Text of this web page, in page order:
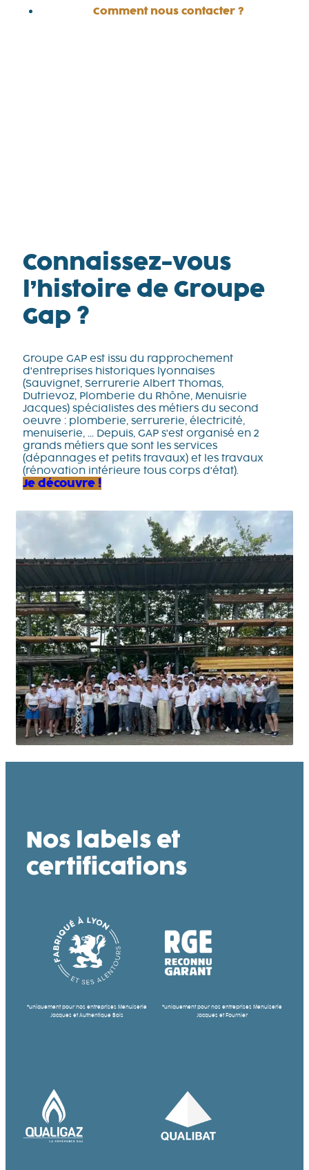
Comment nous contacter ?
Connaissez-vous
l’histoire de Groupe
Gap ?
Groupe GAP est issu du rapprochement
d'entreprises historiques lyonnaises
(Sauvignet, Serrurerie Albert Thomas,
Dutrievoz, Plomberie du Rhône, Menuisrie
Jacques) spécialistes des métiers du second
oeuvre : plomberie, serrurerie, électricité,
menuiserie, ... Depuis, GAP s'est organisé en 2
grands métiers que sont les services
(dépannages et petits travaux) et les travaux
(rénovation intérieure tous corps d'état).
Je découvre !
Nos labels et
certifications
*uniquement pour nos entreprises Menuiserie
Jacques et Authentique Bois
*uniquement pour nos entreprises Menuiserie
Jacques et Fournier